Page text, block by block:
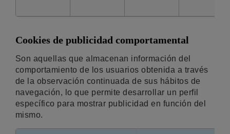
Cookies de publicidad comportamental
Son aquellas que almacenan información del
comportamiento de los usuarios obtenida a través
de la observación continuada de sus hábitos de
navegación, lo que permite desarrollar un perfil
específico para mostrar publicidad en función del
mismo.